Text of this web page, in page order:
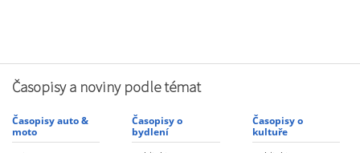
Časopisy a noviny podle témat
Časopisy auto &
moto
Časopisy o
bydlení
Časopisy o
kultuře